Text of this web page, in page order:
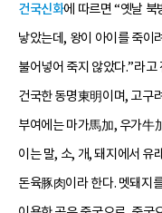
건국신화에 따르면 “옛날
낳았는데, 왕이 아이를 죽이
불어넣어 죽지 않았다.”라
건국한 동명東明이며, 고구
부여에는 마가馬加, 우가牛
이는 말, 소, 개, 돼지에서 유
돈육豚肉이라 한다. 멧돼지